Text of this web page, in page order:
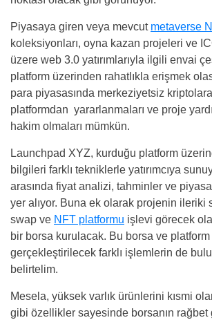
Piyasaya giren veya mevcut metaverse
koleksiyonları, oyna kazan projeleri ve
üzere web 3.0 yatırımlarıyla ilgili envai
platform üzerinden rahatlıkla erişmek
para piyasasında merkeziyetsiz
platformdan yararlanmaları ve proje
hakim olmaları mümkün.
Launchpad XYZ, kurduğu platform
bilgileri farklı tekniklerle yatırımcıya
arasında fiyat analizi, tahminler ve piyasa
yer alıyor. Buna ek olarak projenin ileriki
swap ve NFT platformu işlevi görecek
bir borsa kurulacak. Bu borsa ve
gerçekleştirilecek farklı işlemlerin de
belirtelim.
Mesela, yüksek varlık ürünlerini kısmi
gibi özellikler sayesinde borsanın rağbet